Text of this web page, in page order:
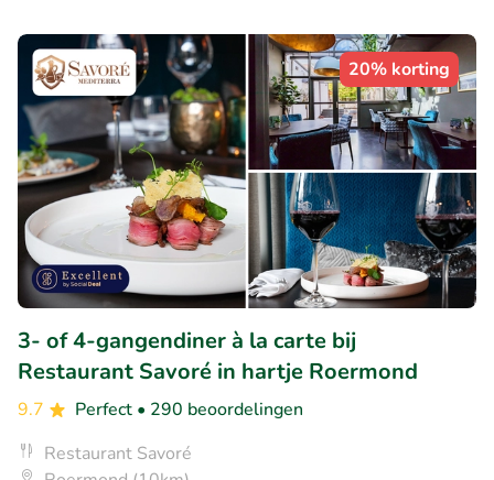
20% korting
3- of 4-gangendiner à la carte bij
Restaurant Savoré in hartje Roermond
9.7 Perfect • 290 beoordelingen
Restaurant Savoré